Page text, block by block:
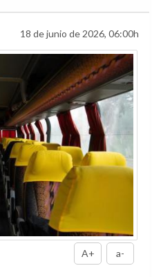
18 de junio de 2026, 06:00h
A+ a-